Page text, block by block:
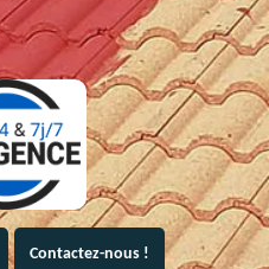
Contactez-nous !